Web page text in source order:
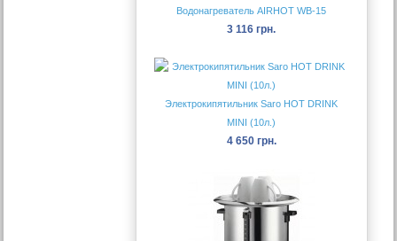
Водонагреватель AIRHOT WB-15
3 116 грн.
Электрокипятильник Saro HOT DRINK
MINI (10л.)
4 650 грн.